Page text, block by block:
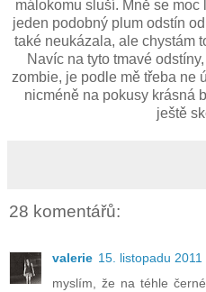
málokomu sluší. Mně se
jeden podobný plum odstín
také neukázala, ale chystám
Navíc na tyto tmavé
zombie, je podle mě třeba ne
nicméně na pokusy krásná
ještě
28 komentářů:
valerie 15. listopadu 2011
myslím, že na téhle